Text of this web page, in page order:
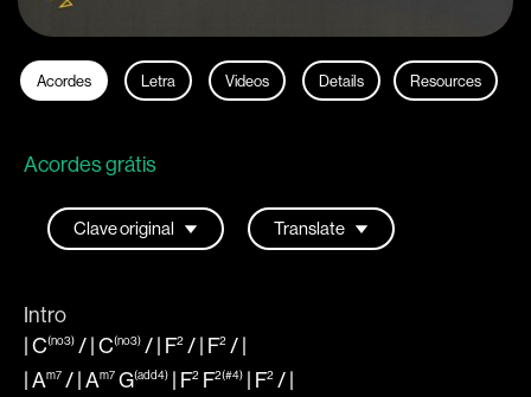
Acordes Letra Videos Details Resources
Acordes grátis
Intro
|C(no3) / |C(no3) / | F2 / | F2 /|
|Am7 / |Am7 G(add4) | F2 F2(#4) | F2 /|